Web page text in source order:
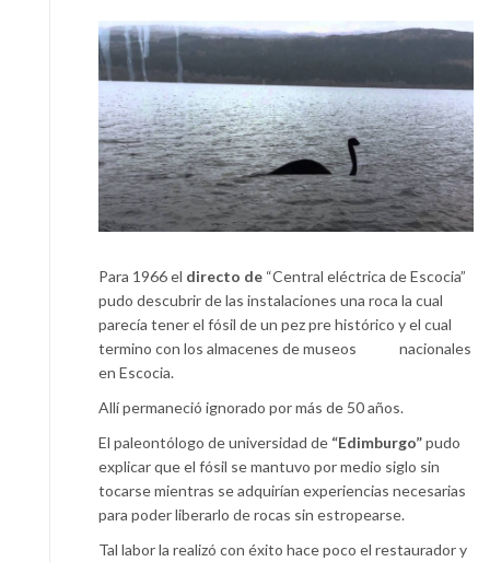
Para 1966 el directo de “Central eléctrica de Escocia”
pudo descubrir de las instalaciones una roca la cual
parecía tener el fósil de un pez pre histórico y el cual
termino con los almacenes de museos nacionales
en Escocia.
Allí permaneció ignorado por más de 50 años.
El paleontólogo de universidad de “Edimburgo”pudo
explicar que el fósil se mantuvo por medio siglo sin
tocarse mientras se adquirían experiencias necesarias
para poder liberarlo de rocas sin estropearse.
Tal labor la realizó con éxito hace poco el restaurador y